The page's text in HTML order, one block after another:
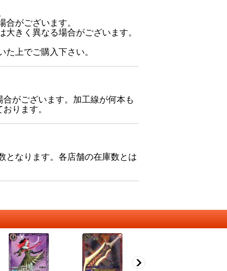
がございます。
きく異なる場合がございます。
上でご購入下さい。
がございます。加工線が何本も
ります。
となります。各店舗の在庫数とは